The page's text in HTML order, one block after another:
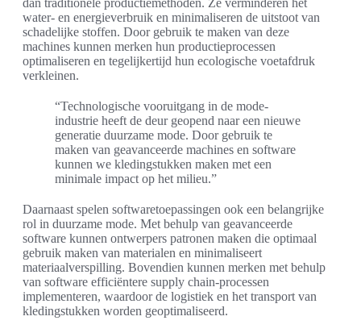
water- en energieverbruik en minimaliseren de uitstoot van
schadelijke stoffen. Door gebruik te maken van deze
machines kunnen merken hun productieprocessen
optimaliseren en tegelijkertijd hun ecologische voetafdruk
verkleinen.
“Technologische vooruitgang in de mode-
industrie heeft de deur geopend naar een nieuwe
generatie duurzame mode. Door gebruik te
maken van geavanceerde machines en software
kunnen we kledingstukken maken met een
minimale impact op het milieu.”
Daarnaast spelen softwaretoepassingen ook een belangrijke
rol in duurzame mode. Met behulp van geavanceerde
software kunnen ontwerpers patronen maken die optimaal
gebruik maken van materialen en minimaliseert
materiaalverspilling. Bovendien kunnen merken met behulp
van software efficiëntere supply chain-processen
implementeren, waardoor de logistiek en het transport van
kledingstukken worden geoptimaliseerd.